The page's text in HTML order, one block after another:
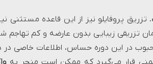
تزریق پروفایلو نیز از این قاعده مستثنی
تزریقی زیبایی بدون عارضه و کم تهاجم
محبوب در این دوره حساس، اطلاعات خاصی
قرار می‌گیرد که ممکن است منجر به